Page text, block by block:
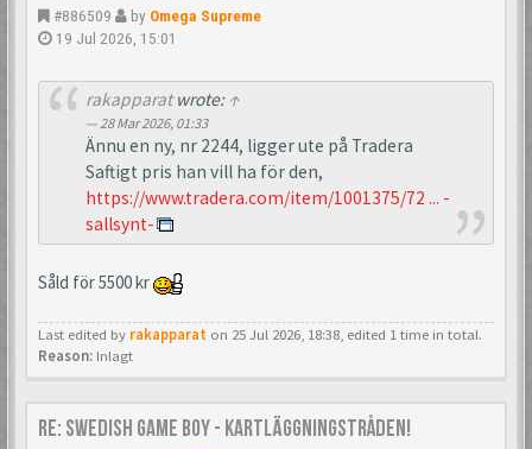
#886509 by Omega Supreme
19 Jul 2026, 15:01
rakapparatwrote: ↑
28 Mar 2026, 01:33
Ännu en ny, nr 2244, ligger ute på Tradera
Saftigt pris han vill ha för den,
https://www.tradera.com/item/1001375/72 ... -
sallsynt-
Såld för 5500 kr
Last edited by rakapparat on 25 Jul 2026, 18:38, edited 1 time in total.
Reason: Inlagt
Re: Swedish Game Boy - Kartläggningstråden!